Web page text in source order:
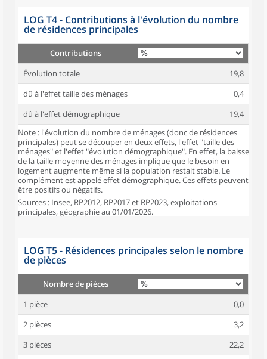
LOG T4 - Contributions à l'évolution du nombre
de résidences principales
Contributions
Évolution totale
19,8
dû à l'effet taille des ménages
0,4
dû à l'effet démographique
19,4
Note : l'évolution du nombre de ménages (donc de résidences
principales) peut se découper en deux effets, l'effet "taille des
ménages" et l'effet "évolution démographique". En effet, la baisse
de la taille moyenne des ménages implique que le besoin en
logement augmente même si la population restait stable. Le
complément est appelé effet démographique. Ces effets peuvent
être positifs ou négatifs.
Sources : Insee, RP2012, RP2017 et RP2023, exploitations
principales, géographie au 01/01/2026.
LOG T5 - Résidences principales selon le nombre
de pièces
Nombre de pièces
1 pièce
0,0
2 pièces
3,2
3 pièces
22,2